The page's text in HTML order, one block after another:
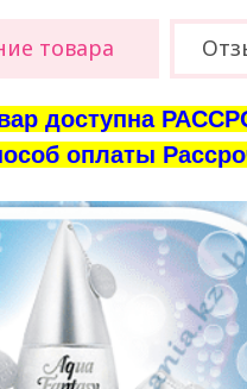
товара
доступна
оплаты